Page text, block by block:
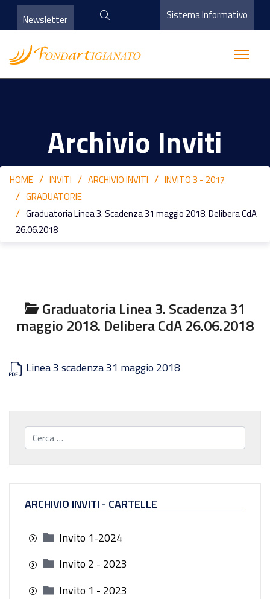
Newsletter Sistema Informativo
Archivio Inviti
HOME INVITI ARCHIVIO INVITI
INVITO 3 - 2017
GRADUATORIE
Graduatoria Linea 3. Scadenza 31 maggio 2018. Delibera CdA
26.06.2018
Graduatoria Linea 3. Scadenza 31
maggio 2018. Delibera CdA 26.06.2018
Linea 3 scadenza 31 maggio 2018
Cerca...
ARCHIVIO INVITI - CARTELLE
Invito 1-2024
Invito 2 - 2023
Invito 1 - 2023